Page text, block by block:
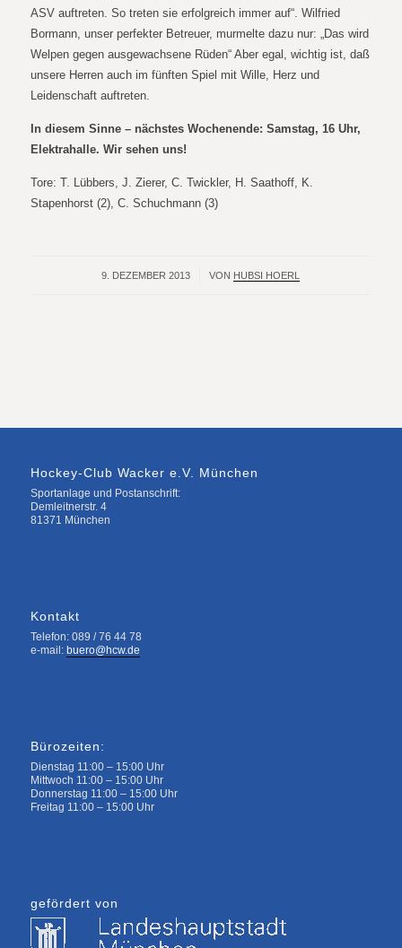
ASV auftreten. So treten sie erfolgreich immer auf“. Wilfried
Bormann, unser perfekter Betreuer, murmelte dazu nur: „Das wird
Welpen gegen ausgewachsene Rüden“ Aber egal, wichtig ist, daß
unsere Herren auch im fünften Spiel mit Wille, Herz und
Leidenschaft auftreten.
In diesem Sinne – nächstes Wochenende: Samstag, 16 Uhr,
Elektrahalle. Wir sehen uns!
Tore: T. Lübbers, J. Zierer, C. Twickler, H. Saathoff, K.
Stapenhorst (2), C. Schuchmann (3)
9. DEZEMBER 2013
/ VON HUBSI HOERL
Hockey-Club Wacker e.V. München
Sportanlage und Postanschrift:
Demleitnerstr. 4
81371 München
Kontakt
Telefon: 089 / 76 44 78
e-mail: buero@hcw.de
Bürozeiten:
Dienstag 11:00 – 15:00 Uhr
Mittwoch 11:00 – 15:00 Uhr
Donnerstag 11:00 – 15:00 Uhr
Freitag 11:00 – 15:00 Uhr
gefördert von